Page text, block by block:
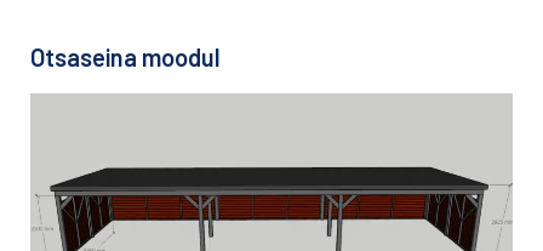
Otsaseina moodul